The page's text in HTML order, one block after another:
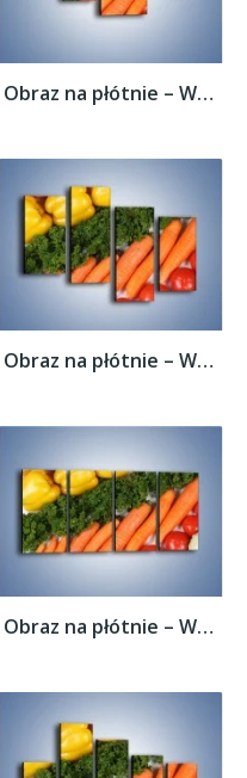
Obraz na płótnie – Warzywny porządek –...
Obraz na płótnie – Warzywny porządek –...
Obraz na płótnie – Warzywny porządek –...